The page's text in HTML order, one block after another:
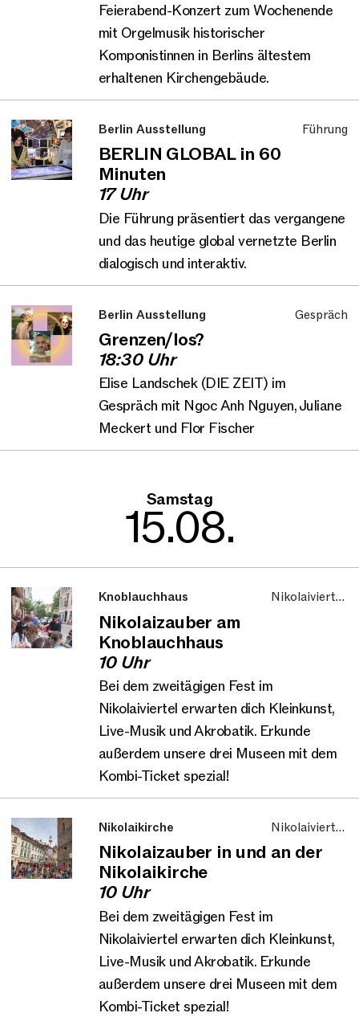
Feierabend-Konzert zum Wochenende
mit Orgelmusik historischer
Komponistinnen in Berlins ältestem
erhaltenen Kirchengebäude.
Berlin Ausstellung Führung
BERLIN GLOBAL in 60
Minuten
17 Uhr
Die Führung präsentiert das vergangene
und das heutige global vernetzte Berlin
dialogisch und interaktiv.
Berlin Ausstellung Gespräch
Grenzen/los?
18:30 Uhr
Elise Landschek (DIE ZEIT) im
Gespräch mit Ngoc Anh Nguyen, Juliane
Meckert und Flor Fischer
Samstag
15.08.
Knoblauchhaus
Nikolaiviertel,
Nikolaizauber am
Knoblauchhaus
10 Uhr
Bei dem zweitägigen Fest im
Nikolaiviertel erwarten dich Kleinkunst,
Live-Musik und Akrobatik. Erkunde
außerdem unsere drei Museen mit dem
Kombi-Ticket spezial!
Nikolaikirche
Nikolaiviertel,
Aktionstag, Familie
Nikolaizauber in und an der
Nikolaikirche
10 Uhr
Bei dem zweitägigen Fest im
Nikolaiviertel erwarten dich Kleinkunst,
Live-Musik und Akrobatik. Erkunde
außerdem unsere drei Museen mit dem
Kombi-Ticket spezial!